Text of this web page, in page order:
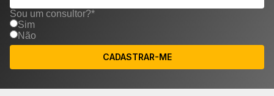
Sou um consultor?*
Sim
Não
CADASTRAR-ME